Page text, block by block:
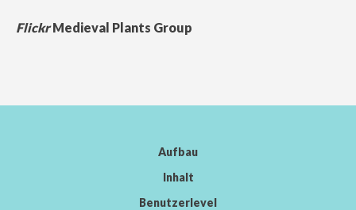
FlickrMedieval Plants Group
Aufbau
Inhalt
Benutzerlevel